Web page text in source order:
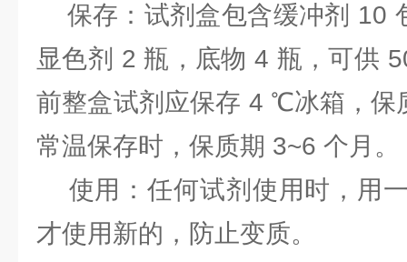
保存：试剂盒包含缓冲剂 10
显色剂 2 瓶，底物 4 瓶，可供
前整盒试剂应保存 4 ℃冰箱，保
常温保存时，保质期 3~6 个月。
使用：任何试剂使用时，用
才使用新的，防止变质。